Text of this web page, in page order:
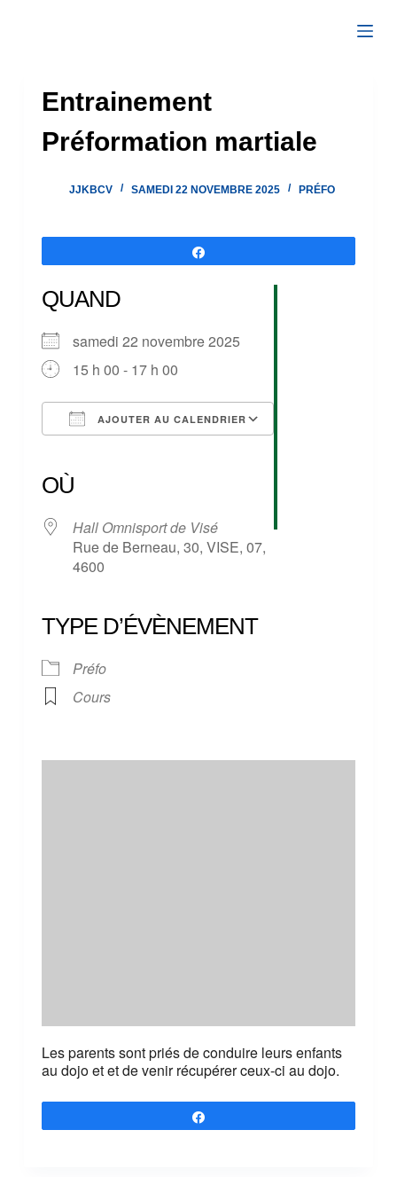
Entrainement
Préformation martiale
JJKBCV SAMEDI 22 NOVEMBRE 2025 PRÉFO
QUAND
samedi 22 novembre 2025
15 h 00 - 17 h 00
AJOUTER AU CALENDRIER
OÙ
Hall Omnisport de Visé
Rue de Berneau, 30, VISE, 07,
4600
TYPE D’ÉVÈNEMENT
Préfo
Cours
Les parents sont priés de conduire leurs enfants
au dojo et et de venir récupérer ceux-ci au dojo.